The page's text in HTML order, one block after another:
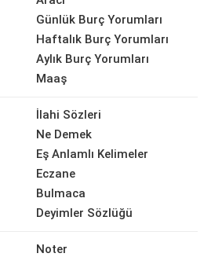
Günlük Burç Yorumları
Haftalık Burç Yorumları
Aylık Burç Yorumları
Maaş
İlahi Sözleri
Ne Demek
Eş Anlamlı Kelimeler
Eczane
Bulmaca
Deyimler Sözlüğü
Noter